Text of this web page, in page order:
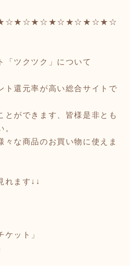
「ツクツク」について
ト還元率が高い総合サイトで
とができます、皆様是非とも
。
々な商品のお買い物に使えま
れます↓↓
ット」